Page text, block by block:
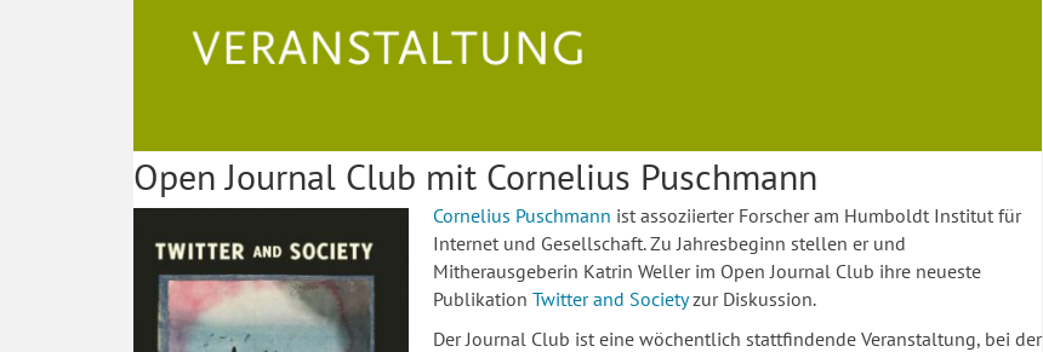
Open Journal Club mit Cornelius Puschmann
Cornelius Puschmann ist assoziierter Forscher am Humboldt Institut für
Internet und Gesellschaft. Zu Jahresbeginn stellen er und
Mitherausgeberin Katrin Weller im Open Journal Club ihre neueste
Publikation Twitter and Societyzur Diskussion.
Der Journal Club ist eine wöchentlich stattfindende Veranstaltung, bei der